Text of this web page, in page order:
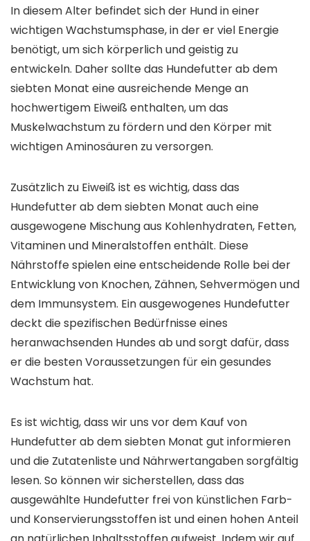
In diesem Alter befindet sich der Hund in einer
wichtigen Wachstumsphase, in der er viel Energie
benötigt, um sich körperlich und geistig zu
entwickeln. Daher sollte das Hundefutter ab dem
siebten Monat eine ausreichende Menge an
hochwertigem Eiweiß enthalten, um das
Muskelwachstum zu fördern und den Körper mit
wichtigen Aminosäuren zu versorgen.
Zusätzlich zu Eiweiß ist es wichtig, dass das
Hundefutter ab dem siebten Monat auch eine
ausgewogene Mischung aus Kohlenhydraten, Fetten,
Vitaminen und Mineralstoffen enthält. Diese
Nährstoffe spielen eine entscheidende Rolle bei der
Entwicklung von Knochen, Zähnen, Sehvermögen und
dem Immunsystem. Ein ausgewogenes Hundefutter
deckt die spezifischen Bedürfnisse eines
heranwachsenden Hundes ab und sorgt dafür, dass
er die besten Voraussetzungen für ein gesundes
Wachstum hat.
Es ist wichtig, dass wir uns vor dem Kauf von
Hundefutter ab dem siebten Monat gut informieren
und die Zutatenliste und Nährwertangaben sorgfältig
lesen. So können wir sicherstellen, dass das
ausgewählte Hundefutter frei von künstlichen Farb-
und Konservierungsstoffen ist und einen hohen Anteil